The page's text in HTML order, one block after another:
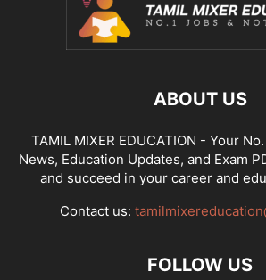
ABOUT US
TAMIL MIXER EDUCATION - Your
News, Education Updates, and Exam
and succeed in your career and
Contact us:
FOLLOW US